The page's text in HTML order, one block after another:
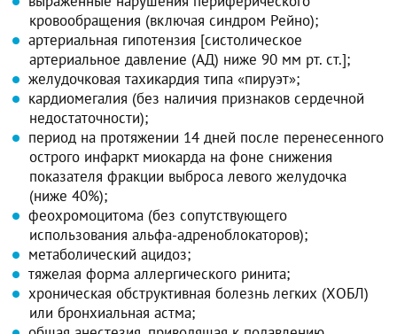
кровообращения (включая синдром Рейно);
артериальная гипотензия [систолическое
артериальное давление (АД) ниже 90 мм рт. ст.];
желудочковая тахикардия типа «пируэт»;
кардиомегалия (без наличия признаков сердечной
недостаточности);
период на протяжении 14 дней после перенесенного
острого инфаркт миокарда на фоне снижения
показателя фракции выброса левого желудочка
(ниже 40%);
феохромоцитома (без сопутствующего
использования альфа-адреноблокаторов);
метаболический ацидоз;
тяжелая форма аллергического ринита;
хроническая обструктивная болезнь легких (ХОБЛ)
или бронхиальная астма;